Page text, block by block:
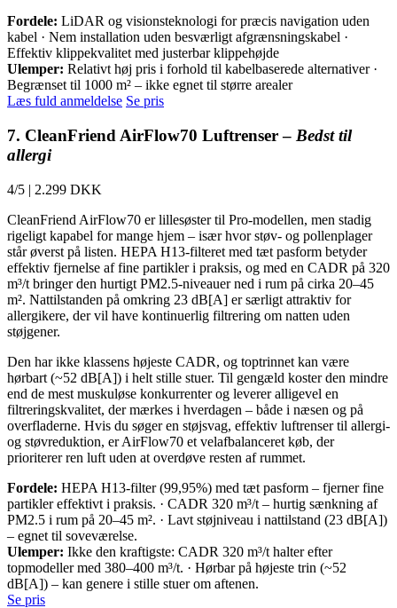
Fordele: LiDAR og visionsteknologi for præcis navigation uden
kabel · Nem installation uden besværligt afgrænsningskabel ·
Effektiv klippekvalitet med justerbar klippehøjde
Ulemper: Relativt høj pris i forhold til kabelbaserede alternativer ·
Begrænset til 1000 m² – ikke egnet til større arealer
Læs fuld anmeldelse Se pris
7. CleanFriend AirFlow70 Luftrenser – Bedst til
allergi
4/5 | 2.299 DKK
CleanFriend AirFlow70 er lillesøster til Pro-modellen, men stadig
rigeligt kapabel for mange hjem – især hvor støv- og pollenplager
står øverst på listen. HEPA H13-filteret med tæt pasform betyder
effektiv fjernelse af fine partikler i praksis, og med en CADR på 320
m³/t bringer den hurtigt PM2.5-niveauer ned i rum på cirka 20–45
m². Nattilstanden på omkring 23 dB[A] er særligt attraktiv for
allergikere, der vil have kontinuerlig filtrering om natten uden
støjgener.
Den har ikke klassens højeste CADR, og toptrinnet kan være
hørbart (~52 dB[A]) i helt stille stuer. Til gengæld koster den mindre
end de mest muskuløse konkurrenter og leverer alligevel en
filtreringskvalitet, der mærkes i hverdagen – både i næsen og på
overfladerne. Hvis du søger en støjsvag, effektiv luftrenser til allergi-
og støvreduktion, er AirFlow70 et velafbalanceret køb, der
prioriterer ren luft uden at overdøve resten af rummet.
Fordele: HEPA H13-filter (99,95%) med tæt pasform – fjerner fine
partikler effektivt i praksis. · CADR 320 m³/t – hurtig sænkning af
PM2.5 i rum på 20–45 m². · Lavt støjniveau i nattilstand (23 dB[A])
– egnet til soveværelse.
Ulemper: Ikke den kraftigste: CADR 320 m³/t halter efter
topmodeller med 380–400 m³/t. · Hørbar på højeste trin (~52
dB[A]) – kan genere i stille stuer om aftenen.
Se pris